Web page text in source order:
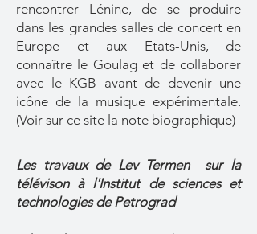
rencontrer Lénine, de se produire
dans les grandes salles de concert en
Europe et aux Etats-Unis, de
connaître le Goulag et de collaborer
avec le KGB avant de devenir une
icône de la musique expérimentale.
(Voir sur ce site la note biographique)
Les travaux de Lev Termen sur la
télévison à l'Institut de sciences et
technologies de Petrograd